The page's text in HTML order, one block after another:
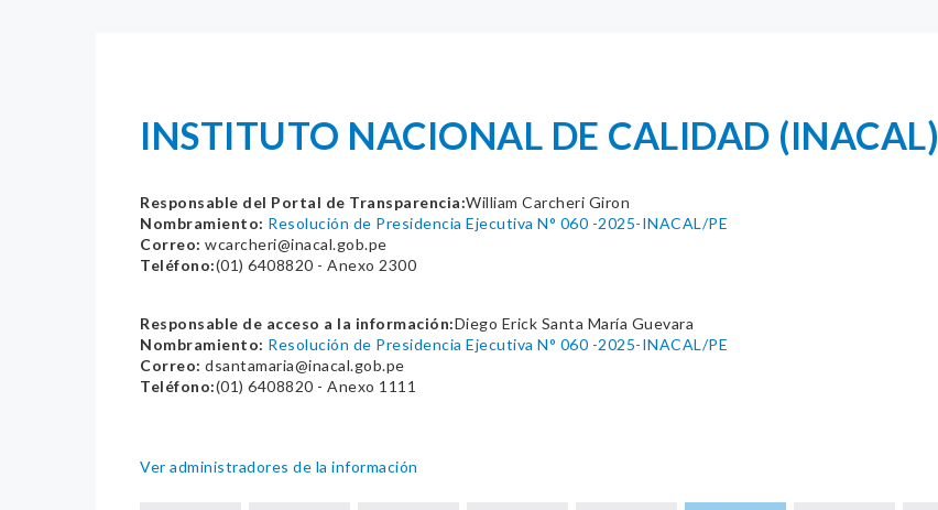
INSTITUTO NACIONAL DE CALIDAD (INACAL)
Responsable del Portal de Transparencia:William Carcheri Giron
Nombramiento: Resolución de Presidencia Ejecutiva N° 060 -2025-INACAL/PE
Correo: wcarcheri@inacal.gob.pe
Teléfono:(01) 6408820 - Anexo 2300
Responsable de acceso a la información:Diego Erick Santa María Guevara
Nombramiento: Resolución de Presidencia Ejecutiva N° 060 -2025-INACAL/PE
Correo: dsantamaria@inacal.gob.pe
Teléfono:(01) 6408820 - Anexo 1111
Ver administradores de la información